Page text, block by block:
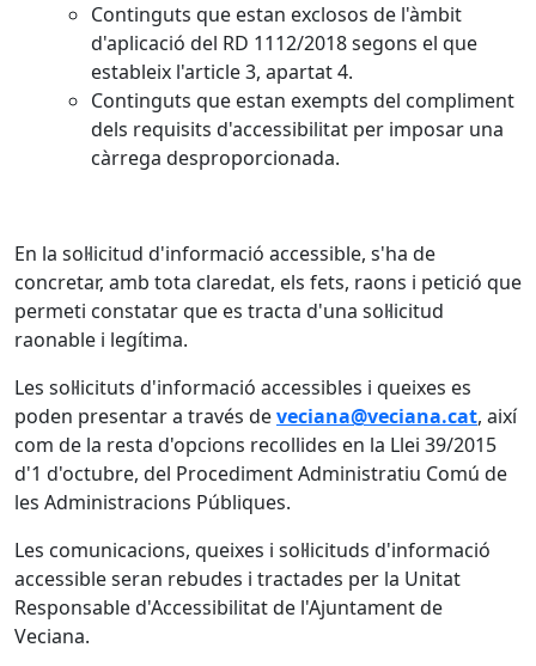
Continguts que estan exclosos de l'àmbit
d'aplicació del RD 1112/2018 segons el que
estableix l'article 3, apartat 4.
Continguts que estan exempts del compliment
dels requisits d'accessibilitat per imposar una
càrrega desproporcionada.
En la sol·licitud d'informació accessible, s'ha de
concretar, amb tota claredat, els fets, raons i petició que
permeti constatar que es tracta d'una sol·licitud
raonable i legítima.
Les sol·licituts d'informació accessibles i queixes es
poden presentar a través deveciana@veciana.cat, així
com de la resta d'opcions recollides en la Llei 39/2015
d'1 d'octubre, del Procediment Administratiu Comú de
les Administracions Públiques.
Les comunicacions, queixes i sol·licituds d'informació
accessible seran rebudes i tractades per la Unitat
Responsable d'Accessibilitat de l'Ajuntament de
Veciana.